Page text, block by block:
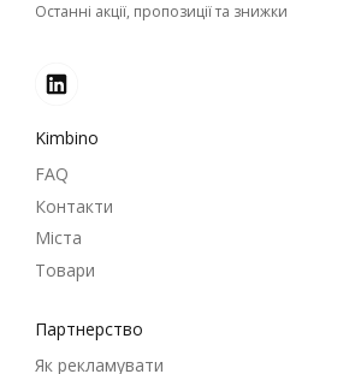
Останні акції, пропозиції та знижки
Kimbino
FAQ
Контакти
Міста
Товари
Партнерство
Як рекламувати